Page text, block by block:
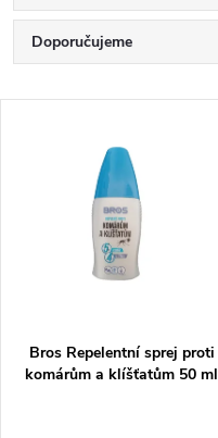
Ř
a
p
r
Doporučujeme
Nejprodávanější
Abecedně
pBros Repelentní sprej proti
komárům a klíšťatům 50 ml